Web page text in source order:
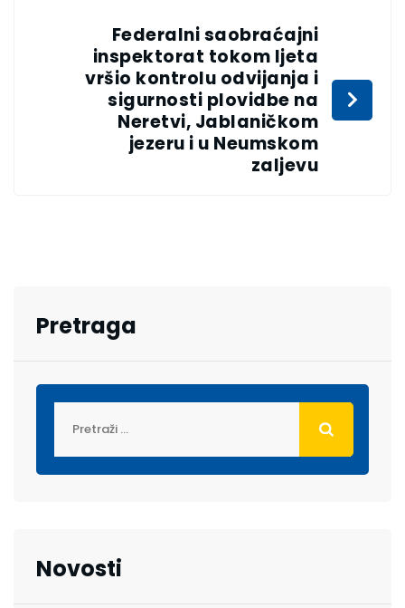
Federalni saobraćajni
inspektorat tokom ljeta
vršio kontrolu odvijanja i
sigurnosti plovidbe na
Neretvi, Jablaničkom
jezeru i u Neumskom
zaljevu
Pretraga
Novosti